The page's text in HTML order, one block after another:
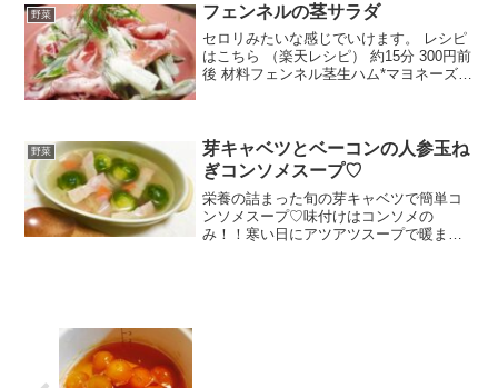
野菜 フェンネルの茎サラダ
セロリみたいな感じでいけます。 レシピ
はこちら （楽天レシピ） 約15分 300円前
後 材料フェンネル茎生ハム*マヨネーズ*
野菜
芽キャベツとベーコンの人参玉ね
ぎコンソメスープ♡
栄養の詰まった旬の芽キャベツで簡単コ
ンソメスープ♡味付けはコンソメの
み！！寒い日にアツアツスープで暖まり